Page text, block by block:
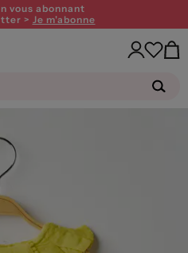
vous abonnant
> Je m'abonne